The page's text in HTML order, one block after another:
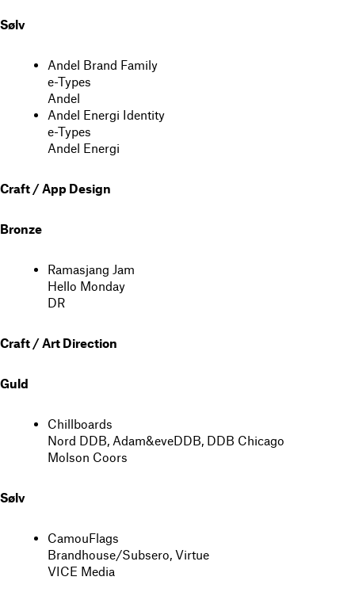
Sølv
Andel Brand Family
e-Types
Andel
Andel Energi Identity
e-Types
Andel Energi
Craft / App Design
Bronze
Ramasjang Jam
Hello Monday
DR
Craft / Art Direction
Guld
Chillboards
Nord DDB, Adam&eveDDB, DDB Chicago
Molson Coors
Sølv
CamouFlags
Brandhouse/Subsero, Virtue
VICE Media